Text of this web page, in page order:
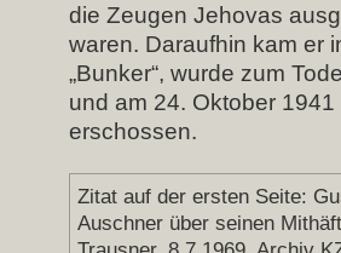
die Zeugen Jehovas
waren. Daraufhin kam er
„Bunker“, wurde zum
und am 24. Oktober 1941
erschossen.
Zitat auf der ersten Seite:
Auschner über seinen